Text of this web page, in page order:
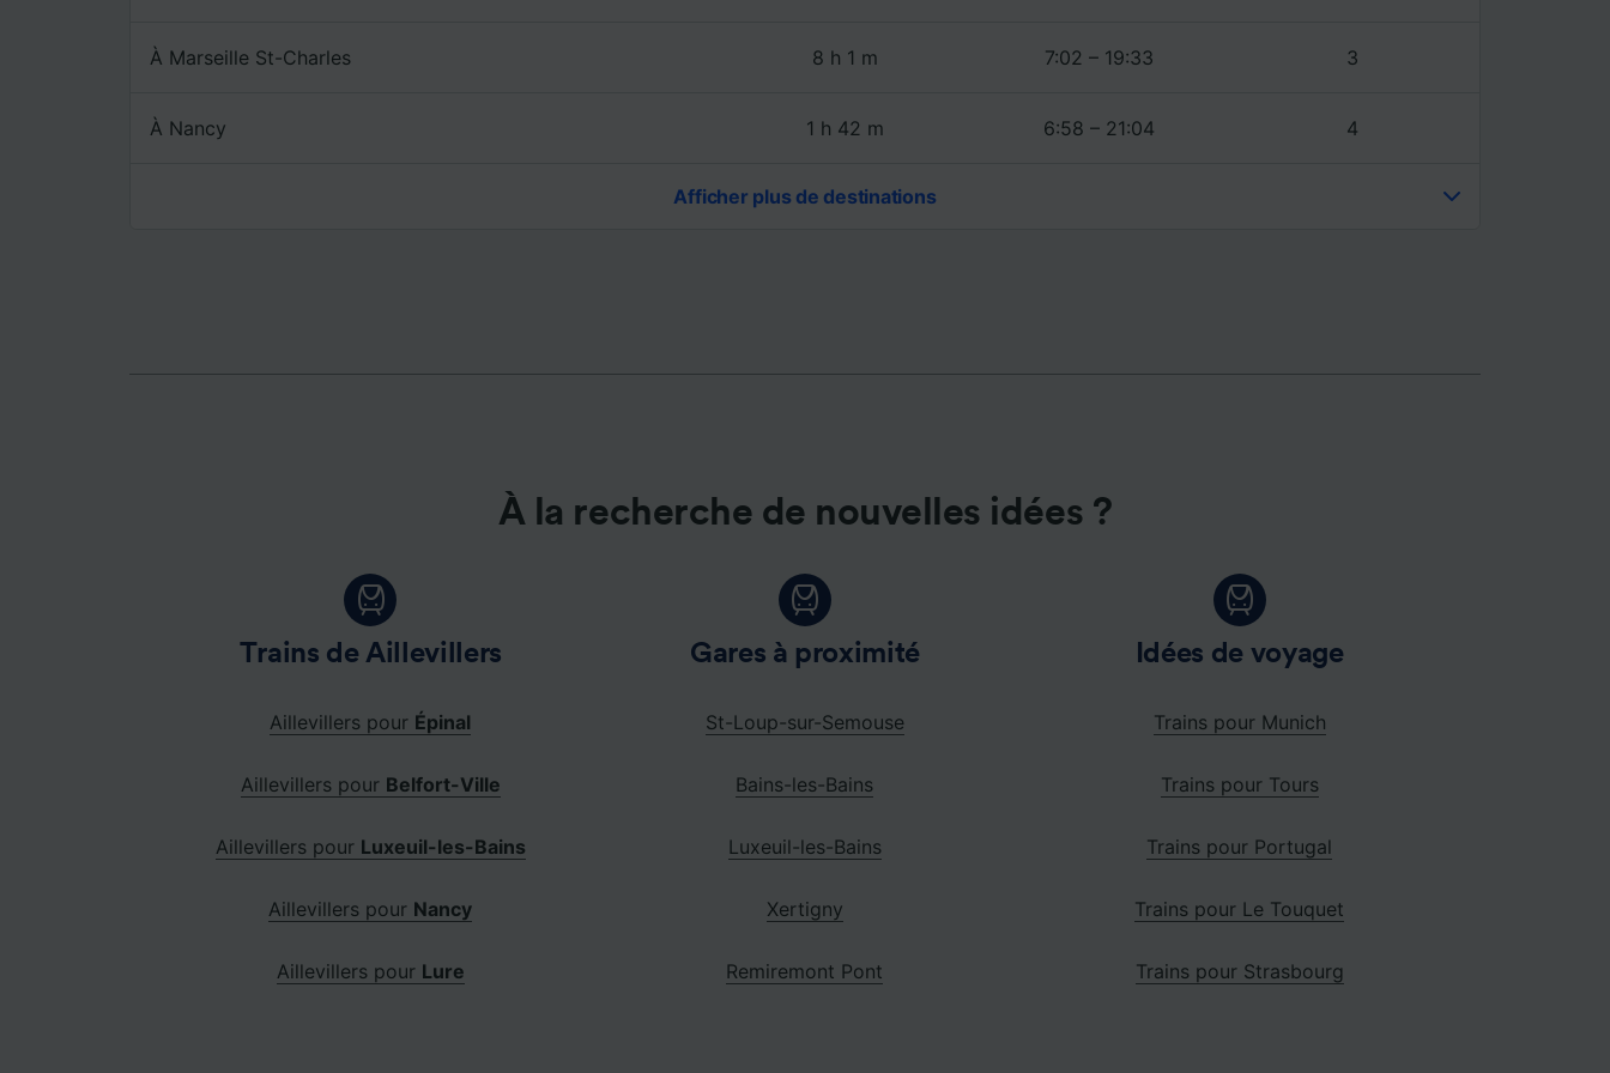
À Marseille St-Charles 8 h 1 m 7:02 – 19:33 3
À Nancy 1 h 42 m 6:58 – 21:04 4
Afficher plus de destinations
À la recherche de nouvelles idées ?
Trains de Aillevillers
Aillevillers pour Épinal
Aillevillers pour Belfort-Ville
Aillevillers pour Luxeuil-les-Bains
Aillevillers pour Nancy
Aillevillers pour Lure
Gares à proximité
St-Loup-sur-Semouse
Bains-les-Bains
Luxeuil-les-Bains
Xertigny
Remiremont Pont
Idées de voyage
Trains pour Munich
Trains pour Tours
Trains pour Portugal
Trains pour Le Touquet
Trains pour Strasbourg
Liste de nos partenaires (fournisseurs)